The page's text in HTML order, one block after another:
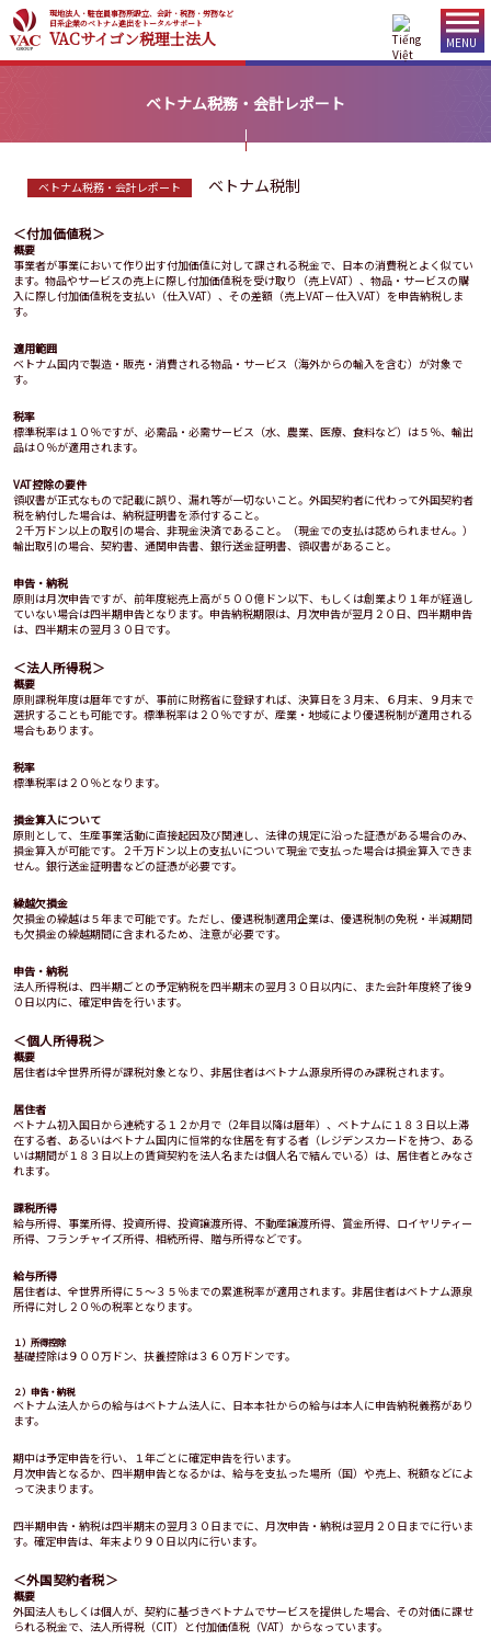
現地法人・駐在員事務所設立、会計・税務・労務など
日系企業のベトナム進出をトータルサポート
VACサイゴン税理士法人 MENU
ベトナム税務・会計レポート
ベトナム税務・会計レポート ベトナム税制
＜付加価値税＞
概要
事業者が事業において作り出す付加価値に対して課される税金で、日本の消費税とよく似てい
ます。物品やサービスの売上に際し付加価値税を受け取り（売上VAT）、物品・サービスの購
入に際し付加価値税を支払い（仕入VAT）、その差額（売上VAT－仕入VAT）を申告納税しま
す。
適用範囲
ベトナム国内で製造・販売・消費される物品・サービス（海外からの輸入を含む）が対象で
す。
税率
標準税率は１０％ですが、必需品・必需サービス（水、農業、医療、食料など）は５％、輸出
品は０％が適用されます。
VAT控除の要件
領収書が正式なもので記載に誤り、漏れ等が一切ないこと。外国契約者に代わって外国契約者
税を納付した場合は、納税証明書を添付すること。
２千万ドン以上の取引の場合、非現金決済であること。（現金での支払は認められません。）
輸出取引の場合、契約書、通関申告書、銀行送金証明書、領収書があること。
申告・納税
原則は月次申告ですが、前年度総売上高が５００億ドン以下、もしくは創業より１年が経過し
ていない場合は四半期申告となります。申告納税期限は、月次申告が翌月２０日、四半期申告
は、四半期末の翌月３０日です。
＜法人所得税＞
概要
原則課税年度は暦年ですが、事前に財務省に登録すれば、決算日を３月末、６月末、９月末で
選択することも可能です。標準税率は２０％ですが、産業・地域により優遇税制が適用される
場合もあります。
税率
標準税率は２０％となります。
損金算入について
原則として、生産事業活動に直接起因及び関連し、法律の規定に沿った証憑がある場合のみ、
損金算入が可能です。２千万ドン以上の支払いについて現金で支払った場合は損金算入できま
せん。銀行送金証明書などの証憑が必要です。
繰越欠損金
欠損金の繰越は５年まで可能です。ただし、優遇税制適用企業は、優遇税制の免税・半減期間
も欠損金の繰越期間に含まれるため、注意が必要です。
申告・納税
法人所得税は、四半期ごとの予定納税を四半期末の翌月３０日以内に、また会計年度終了後９
０日以内に、確定申告を行います。
＜個人所得税＞
概要
居住者は全世界所得が課税対象となり、非居住者はベトナム源泉所得のみ課税されます。
居住者
ベトナム初入国日から連続する１２か月で（2年目以降は暦年）、ベトナムに１８３日以上滞
在する者、あるいはベトナム国内に恒常的な住居を有する者（レジデンスカードを持つ、ある
いは期間が１８３日以上の賃貸契約を法人名または個人名で結んでいる）は、居住者とみなさ
れます。
課税所得
給与所得、事業所得、投資所得、投資譲渡所得、不動産譲渡所得、賞金所得、ロイヤリティー
所得、フランチャイズ所得、相続所得、贈与所得などです。
給与所得
居住者は、全世界所得に５〜３５％までの累進税率が適用されます。非居住者はベトナム源泉
所得に対し２０％の税率となります。
１）所得控除
基礎控除は９００万ドン、扶養控除は３６０万ドンです。
２）申告・納税
ベトナム法人からの給与はベトナム法人に、日本本社からの給与は本人に申告納税義務があり
ます。
期中は予定申告を行い、１年ごとに確定申告を行います。
月次申告となるか、四半期申告となるかは、給与を支払った場所（国）や売上、税額などによ
って決まります。
四半期申告・納税は四半期末の翌月３０日までに、月次申告・納税は翌月２０日までに行いま
す。確定申告は、年末より９０日以内に行います。
＜外国契約者税＞
概要
外国法人もしくは個人が、契約に基づきベトナムでサービスを提供した場合、その対価に課せ
られる税金で、法人所得税（CIT）と付加価値税（VAT）からなっています。